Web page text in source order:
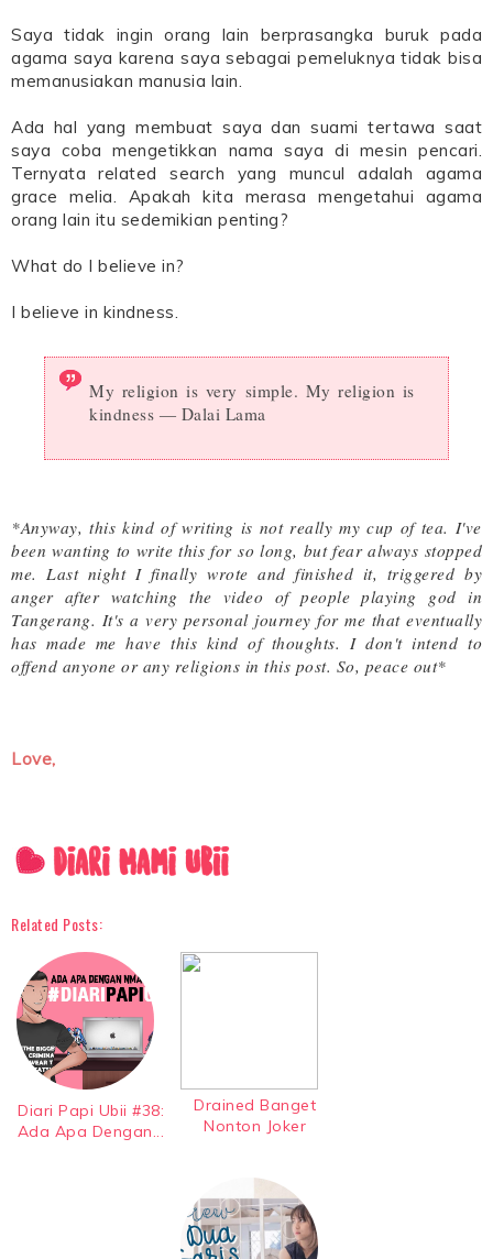
Saya tidak ingin orang lain berprasangka buruk pada
agama saya karena saya sebagai pemeluknya tidak bisa
memanusiakan manusia lain.
Ada hal yang membuat saya dan suami tertawa saat
saya coba mengetikkan nama saya di mesin pencari.
Ternyata related search yang muncul adalah agama
grace melia. Apakah kita merasa mengetahui agama
orang lain itu sedemikian penting?
What do I believe in?
I believe in kindness.
My religion is very simple. My religion is
kindness ― Dalai Lama
*Anyway, this kind of writing is not really my cup of tea. I've
been wanting to write this for so long, but fear always stopped
me. Last night I finally wrote and finished it, triggered by
anger after watching the video of people playing god in
Tangerang. It's a very personal journey for me that eventually
has made me have this kind of thoughts. I don't intend to
offend anyone or any religions in this post. So, peace out*
Love,
Related Posts:
Diari Papi Ubii #38:
Ada Apa Dengan...
Drained Banget
Nonton Joker